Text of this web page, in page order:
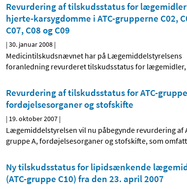
Revurdering af tilskudsstatus for
hjerte-karsygdomme i ATC-grupperne C02,
C07, C08 og C09
|30. januar 2008 |
Medicintilskudsnævnet har på Lægemiddelstyrelsens
foranledning revurderet tilskudsstatus for lægemidler,
Revurdering af tilskudsstatus for ATC-
fordøjelsesorganer og stofskifte
| 19. oktober 2007 |
Lægemiddelstyrelsen vil nu påbegynde revurdering af
gruppe A, fordøjelsesorganer og stofskifte, som
Ny tilskudsstatus for lipidsænkende
(ATC-gruppe C10) fra den 23. april 2007